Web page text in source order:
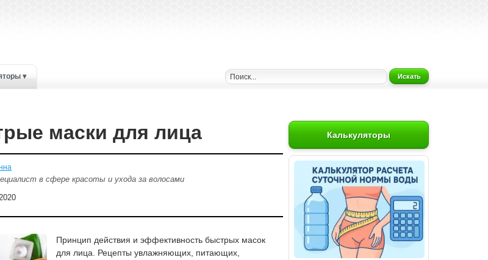
▾ Искать
Калькуляторы
маски для лица
в сфере красоты и ухода за волосами
Принцип действия и эффективность быстрых масок
для лица. Рецепты увлажняющих, питающих,